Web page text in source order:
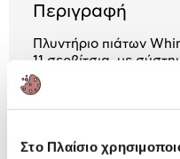
Στο Πλαίσιο
Περιγραφή
Πλυντήριο πιάτων
11 σερβίτσια, με
αποτέλεσμα χωρίς
προγράμματα!
2 Έτη εγγύηση